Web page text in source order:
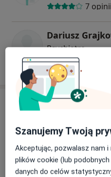
7 opinii
Dariusz
Psychiatra
Adres
Szanujemy Twoją
Akceptując, pozwalasz nam
plików cookie (lub
danych do celów